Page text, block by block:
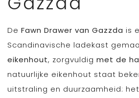
De Fawn Drawer van Gazzda is
Scandinavische ladekast
eikenhout, zorgvuldig met de
natuurlijke eikenhout staat
uitstraling en duurzaamheid: